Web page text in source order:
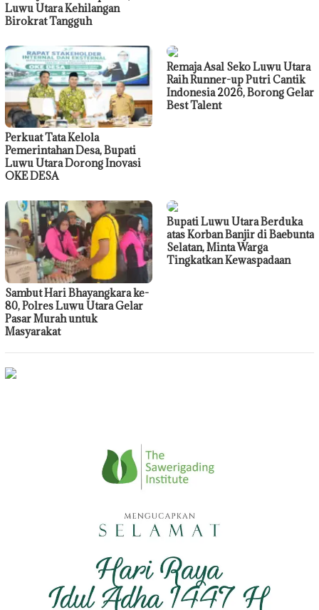
Luwu Utara Kehilangan
Birokrat Tangguh
Perkuat Tata Kelola
Pemerintahan Desa, Bupati
Luwu Utara Dorong Inovasi
OKE DESA
Remaja Asal Seko Luwu Utara
Raih Runner-up Putri Cantik
Indonesia 2026, Borong Gelar
Best Talent
Sambut Hari Bhayangkara ke-
80, Polres Luwu Utara Gelar
Pasar Murah untuk
Masyarakat
Bupati Luwu Utara Berduka
atas Korban Banjir di Baebunta
Selatan, Minta Warga
Tingkatkan Kewaspadaan